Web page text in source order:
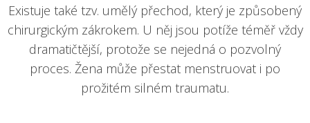
Existuje také tzv. umělý přechod, který je způsobený
chirurgickým zákrokem. U něj jsou potíže téměř vždy
dramatičtější, protože se nejedná o pozvolný
proces. Žena může přestat menstruovat i po
prožitém silném traumatu.